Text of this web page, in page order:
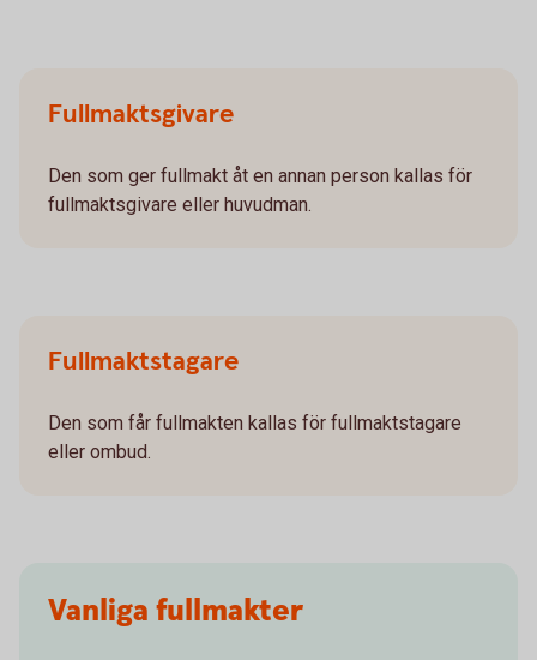
Fullmaktsgivare
Den som ger fullmakt åt en annan person kallas för
fullmaktsgivare eller huvudman.
Fullmaktstagare
Den som får fullmakten kallas för fullmaktstagare
eller ombud.
Vanliga fullmakter